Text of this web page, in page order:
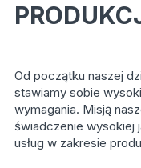
Od początku naszej
stawiamy sobie
wymagania. Misją
świadczenie wysokiej
usług w zakresie